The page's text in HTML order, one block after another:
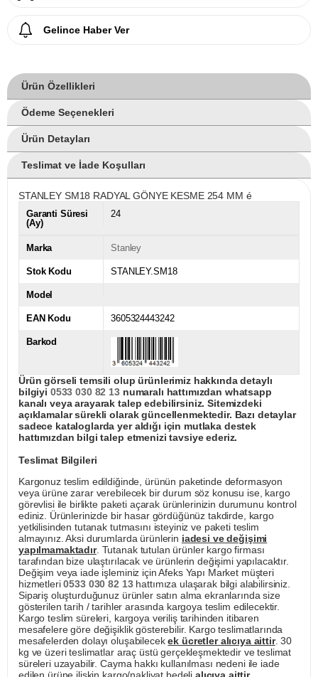
Gelince Haber Ver
Ürün Özellikleri
Ödeme Seçenekleri
Ürün Detayları
Teslimat ve İade Koşulları
STANLEY SM18 RADYAL GÖNYE KESME 254 MM é
Garanti Süresi
(Ay)
24
Marka Stanley
Stok Kodu STANLEY.SM18
Model
EAN Kodu 3605324443242
Barkod
Ürün görseli temsili olup ürünlerimiz hakkında detaylı
bilgiyi 0533 030 82 13numaralı hattımızdan whatsapp
kanalı veya arayarak talep edebilirsiniz. Sitemizdeki
açıklamalar sürekli olarak güncellenmektedir. Bazı detaylar
sadece kataloglarda yer aldığı için mutlaka destek
hattımızdan bilgi talep etmenizi tavsiye ederiz.
Teslimat Bilgileri
Kargonuz teslim edildiğinde, ürünün paketinde deformasyon
veya ürüne zarar verebilecek bir durum söz konusu ise, kargo
görevlisi ile birlikte paketi açarak ürünlerinizin durumunu kontrol
ediniz. Ürünlerinizde bir hasar gördüğünüz takdirde, kargo
yetkilisinden tutanak tutmasını isteyiniz ve paketi teslim
almayınız. Aksi durumlarda ürünlerin iadesi ve değişimi
yapılmamaktadır. Tutanak tutulan ürünler kargo firması
tarafından bize ulaştırılacak ve ürünlerin değişimi yapılacaktır.
Değişim veya iade işleminiz için Afeks Yapı Market müşteri
hizmetleri0533 030 82 13hattımıza ulaşarak bilgi alabilirsiniz.
Sipariş oluşturduğunuz ürünler satın alma ekranlarında size
gösterilen tarih / tarihler arasında kargoya teslim edilecektir.
Kargo teslim süreleri, kargoya veriliş tarihinden itibaren
mesafelere göre değişiklik gösterebilir. Kargo teslimatlarında
mesafelerden dolayı oluşabilecekek ücretler alıcıya aittir. 30
kg ve üzeri teslimatlar araç üstü gerçekleşmektedir ve teslimat
süreleri uzayabilir. Cayma hakkı kullanılması nedeni ile iade